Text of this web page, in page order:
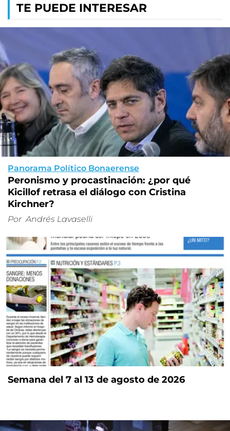
TE PUEDE INTERESAR
Panorama Político Bonaerense
Peronismo y procastinación: ¿por qué
Kicillof retrasa el diálogo con Cristina
Kirchner?
Por Andrés Lavaselli
Semana del 7 al 13 de agosto de 2026